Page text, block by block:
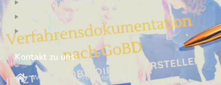
GOBD DIREKT Software
Unsere Lösungen
FÖRDERUNG
Kontakt zu uns:
Wiesenweg 20 97618 Hohenroth